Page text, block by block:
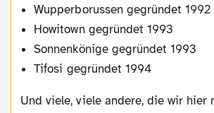
Wupperborussen gegründet 1992
Howitown gegründet 1993
Sonnenkönige gegründet 1993
Tifosi gegründet 1994
Und viele, viele andere, die wir hier noch nicht